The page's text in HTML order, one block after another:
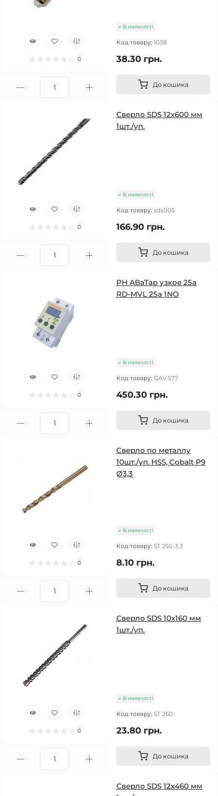
0
В наявності
Код товару: 1038
38.30 грн.
До кошика
0
Сверло SDS 12х600 мм
1шт./уп.
В наявності
Код товару: sds005
166.90 грн.
До кошика
0
РН АВаТар узкое 25а
RD-MVL 25a 1NO
В наявності
Код товару: GAV 577
450.30 грн.
До кошика
0
Сверло по металлу
10шт./уп. HSS, Cobalt Р9
Ø3,3
В наявності
Код товару: ST 255-3,3
8.10 грн.
До кошика
0
Сверло SDS 10х160 мм
1шт./уп.
В наявності
Код товару: ST 260
23.80 грн.
До кошика
Сверло SDS 12х460 мм